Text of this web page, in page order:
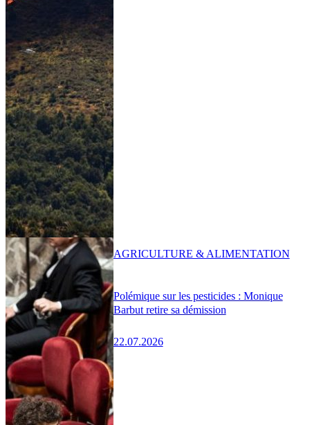
Polémique sur les pesticides : Monique
Barbut retire sa démission
22.07.2026
AGRICULTURE & ALIMENTATION